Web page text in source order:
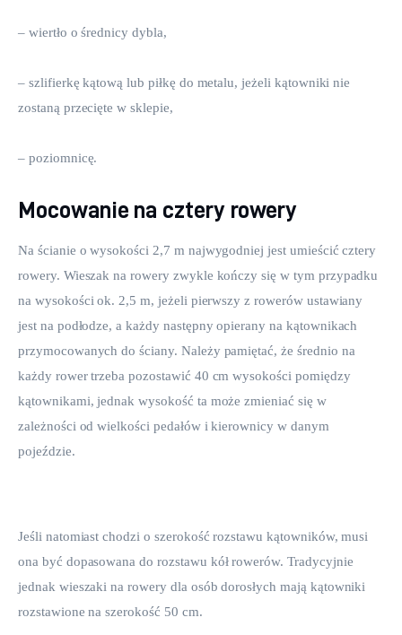
– wiertło o średnicy dybla,
– szlifierkę kątową lub piłkę do metalu, jeżeli kątowniki nie
zostaną przecięte w sklepie,
– poziomnicę.
Mocowanie na cztery rowery
Na ścianie o wysokości 2,7 m najwygodniej jest umieścić cztery
rowery. Wieszak na rowery zwykle kończy się w tym przypadku
na wysokości ok. 2,5 m, jeżeli pierwszy z rowerów ustawiany
jest na podłodze, a każdy następny opierany na kątownikach
przymocowanych do ściany. Należy pamiętać, że średnio na
każdy rower trzeba pozostawić 40 cm wysokości pomiędzy
kątownikami, jednak wysokość ta może zmieniać się w
zależności od wielkości pedałów i kierownicy w danym
pojeździe.
Jeśli natomiast chodzi o szerokość rozstawu kątowników, musi
ona być dopasowana do rozstawu kół rowerów. Tradycyjnie
jednak wieszaki na rowery dla osób dorosłych mają kątowniki
rozstawione na szerokość 50 cm.